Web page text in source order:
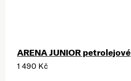
ARENA JUNIOR petrolejové
1 490 Kč